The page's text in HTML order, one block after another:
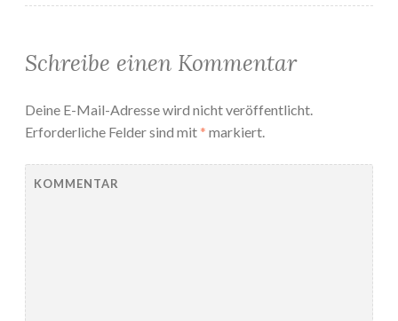
Schreibe einen Kommentar
Deine E-Mail-Adresse wird nicht veröffentlicht.
Erforderliche Felder sind mit* markiert.
KOMMENTAR